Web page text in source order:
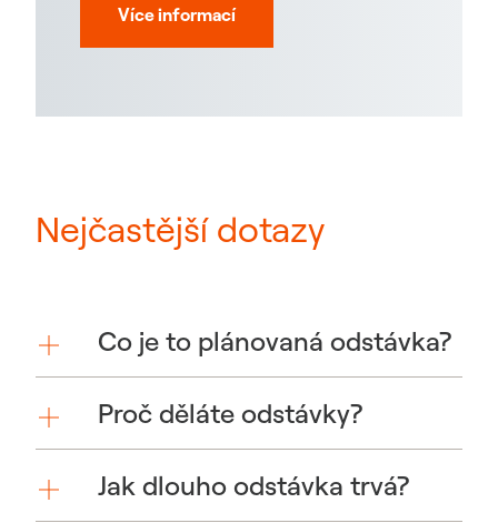
Více informací
Nejčastější dotazy
Co je to plánovaná odstávka?
Proč děláte odstávky?
Jak dlouho odstávka trvá?